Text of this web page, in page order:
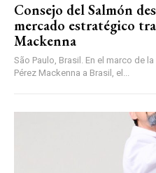
Consejo del Salmón
mercado estratégico
Mackenna
São Paulo, Brasil. En el marco de
Pérez Mackenna a Brasil, el...